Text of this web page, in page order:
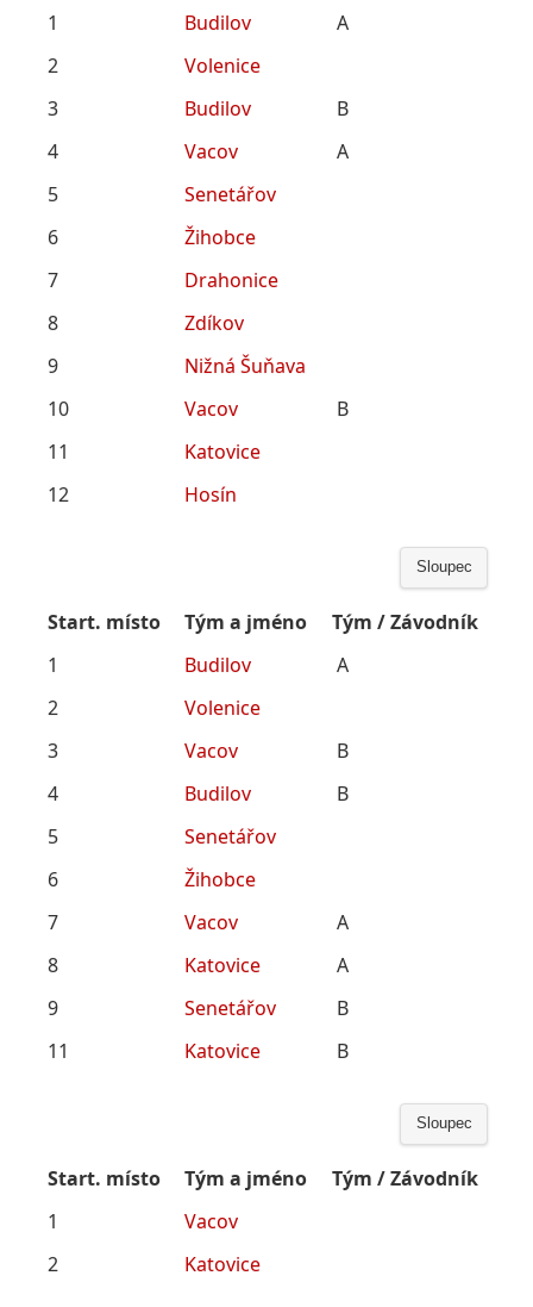
1 Budilov
A
2
Volenice
3
Budilov
B
4
Vacov
A
5
Senetářov
6
Žihobce
7
Drahonice
8
Zdíkov
9
Nižná Šuňava
10
Vacov
B
11
Katovice
12
Hosín
Sloupec
Start. místo Tým a jméno
Tým / Závodník
1
Budilov
A
2
Volenice
3
Vacov
B
4
Budilov
B
5
Senetářov
6
Žihobce
7
Vacov
A
8
Katovice
A
9
Senetářov
B
11
Katovice B
Sloupec
Start. místo Tým a jméno
Tým / Závodník
1
Vacov
2
Katovice